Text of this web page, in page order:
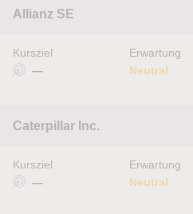
Allianz SE
Kursziel
—
Erwartung
Neutral
Caterpillar Inc.
Kursziel
—
Erwartung
Neutral